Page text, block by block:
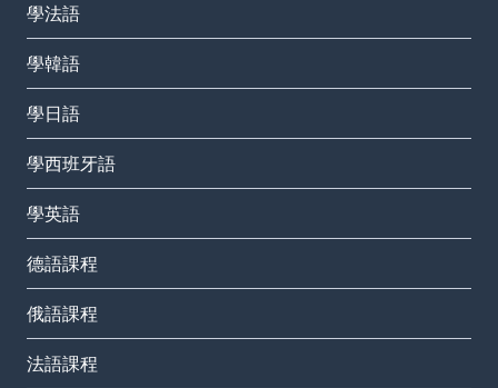
學法語
學韓語
學日語
學西班牙語
學英語
德語課程
俄語課程
法語課程